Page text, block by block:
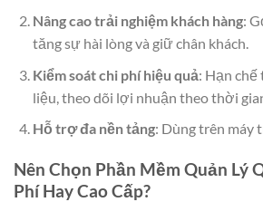
Nâng cao trải nghiệm khách hàng:
tăng sự hài lòng và giữ chân khách.
Kiểm soát chi phí hiệu quả: Hạn
liệu, theo dõi lợi nhuận theo thời
Hỗ trợ đa nền tảng: Dùng trên máy
Nên Chọn Phần Mềm Quản Lý
Phí Hay Cao Cấp?